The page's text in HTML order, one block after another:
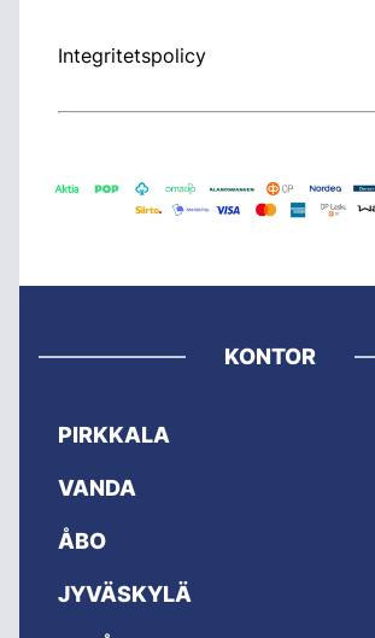
Integritetspolicy
KONTOR
PIRKKALA
VANDA
ÅBO
JYVÄSKYLÄ